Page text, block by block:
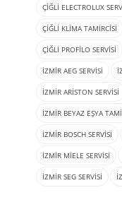
ÇIĞLI ELECTROLUX
ÇIĞLI KLIMA TAMIRCISI
ÇIĞLI PROFILO SERVISI
İZMIR AEG SERVISI
İZMIR ARISTON SERVISI
İZMIR BEYAZ EŞYA
İZMIR BOSCH SERVISI
İZMIR MIELE SERVISI
İZMIR SEG SERVISI